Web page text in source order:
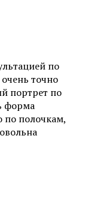
по
точно
портрет по
форма
по полочкам,